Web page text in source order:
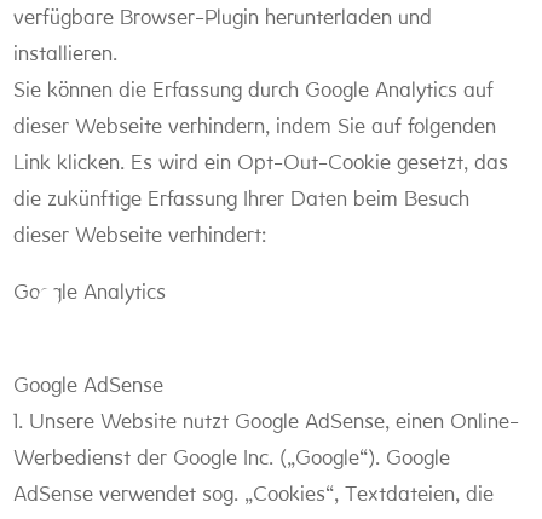
verfügbare Browser-Plugin herunterladen und
installieren.
Sie können die Erfassung durch Google Analytics auf
dieser Webseite verhindern, indem Sie auf folgenden
Link klicken. Es wird ein Opt-Out-Cookie gesetzt, das
die zukünftige Erfassung Ihrer Daten beim Besuch
dieser Webseite verhindert:
Google Analytics
Google AdSense
1. Unsere Website nutzt Google AdSense, einen Online-
Werbedienst der Google Inc. („Google“). Google
AdSense verwendet sog. „Cookies“, Textdateien, die